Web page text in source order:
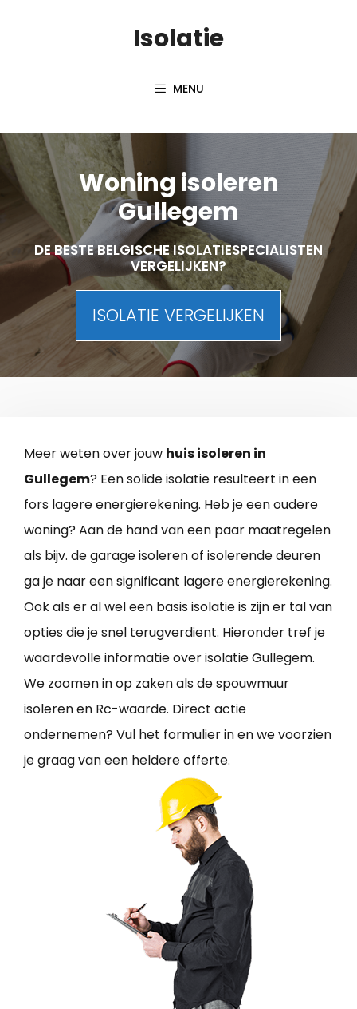
Isolatie
MENU
Woning isoleren
Gullegem
DE BESTE BELGISCHE ISOLATIESPECIALISTEN
VERGELIJKEN?
ISOLATIE VERGELIJKEN
Meer weten over jouw huis isoleren in
Gullegem? Een solide isolatie resulteert in een
fors lagere energierekening. Heb je een oudere
woning? Aan de hand van een paar maatregelen
als bijv. de garage isoleren of isolerende deuren
ga je naar een significant lagere energierekening.
Ook als er al wel een basis isolatie is zijn er tal van
opties die je snel terugverdient. Hieronder tref je
waardevolle informatie over isolatie Gullegem.
We zoomen in op zaken als de spouwmuur
isoleren en Rc-waarde. Direct actie
ondernemen? Vul het formulier in en we voorzien
je graag van een heldere offerte.